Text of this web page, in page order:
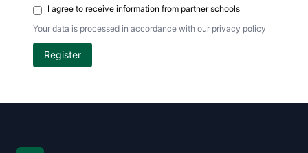
I agree to receive information from partner schools
Your data is processed in accordance with our privacy policy
Register